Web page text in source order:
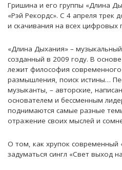
Гришина и его группы «Длина
«Рэй Рекордс». С 4 апреля трек
и скачивания на всех цифровых
«Длина Дыхания» –
созданный в 2009 году. В
лежит философия
размышления, поиск истины…
музыканты, – авторские,
основателем и бессменным
поднимаются самые разные
отражение своих мыслей и
О том, как хрупок современный
задуматься сингл «Свет выход